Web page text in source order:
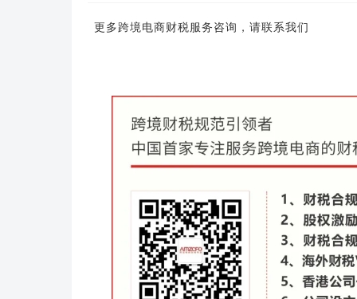
更多跨境电商财税服务咨询，请联系我们